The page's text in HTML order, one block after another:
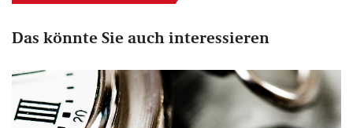
Das könnte Sie auch interessieren